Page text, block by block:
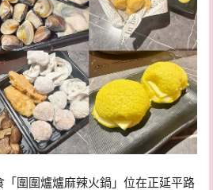
圍圍爐爐麻辣火鍋」位在正延平路